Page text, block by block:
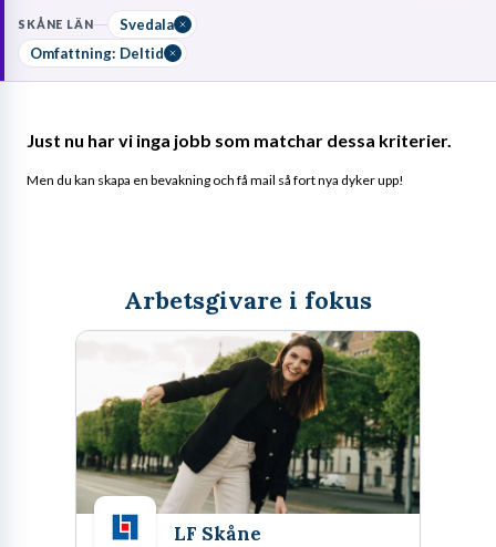
SKÅNE LÄN
Svedala
Omfattning: Deltid
Just nu har vi inga jobb som matchar dessa kriterier.
Men du kan skapa en bevakning och få mail så fort nya dyker upp!
Arbetsgivare i fokus
LF Skåne